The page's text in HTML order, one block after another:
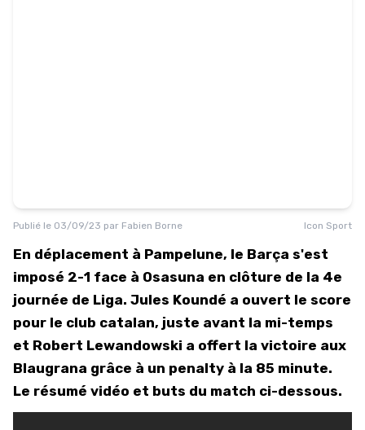
Publié le 03/09/23 par Fabien Borne Icon Sport
En déplacement à Pampelune, le Barça s'est
imposé 2-1 face à Osasuna en clôture de la 4e
journée de Liga. Jules Koundé a ouvert le score
pour le club catalan, juste avant la mi-temps
et Robert Lewandowski a offert la victoire aux
Blaugrana grâce à un penalty à la 85 minute.
Le résumé vidéo et buts du match ci-dessous.